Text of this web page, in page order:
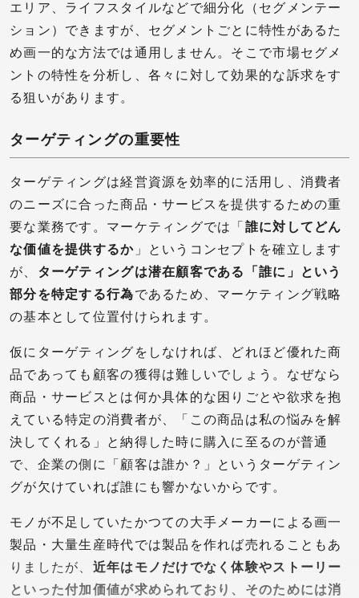
エリア、ライフスタイルなどで細分化（セグメンテー
ション）できますが、セグメントごとに特性があるた
め画一的な方法では通用しません。そこで市場セグメ
ントの特性を分析し、各々に対して効果的な訴求をす
る狙いがあります。
ターゲティングの重要性
ターゲティングは経営資源を効率的に活用し、消費者
のニーズに合った商品・サービスを提供するための重
要な業務です。マーケティングでは「 誰に対してどん
な価値を提供するか 」というコンセプトを確立します
が、 ターゲティングは潜在顧客である「誰に」という
部分を特定する行為であるため、マーケティング戦略
の基本として位置付けられます。
仮にターゲティングをしなければ、どれほど優れた商
品であっても顧客の獲得は難しいでしょう。なぜなら
商品・サービスとは何か具体的な困りごとや欲求を抱
えている特定の消費者が、「この商品は私の悩みを解
決してくれる」と納得した時に購入に至るのが普通
で、企業の側に「顧客は誰か？」というターゲティン
グが欠けていれば誰にも響かないからです。
モノが不足していたかつての大手メーカーによる画一
製品・大量生産時代では製品を作れば売れることもあ
りましたが、 近年はモノだけでなく体験やストーリー
といった付加価値が求められており、そのためには消